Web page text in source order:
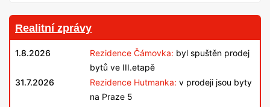
Realitní zprávy
1.8.2026 Rezidence Čámovka: byl spuštěn prodej
bytů ve III.etapě
31.7.2026
Rezidence Hutmanka: v prodeji jsou byty
na Praze 5